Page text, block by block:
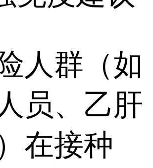
人群（如
员、乙肝
在接种